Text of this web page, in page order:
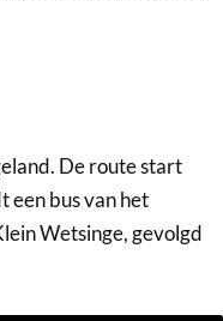
De route start
een bus van het
Wetsinge, gevolgd